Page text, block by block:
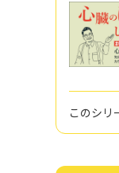
このシリ